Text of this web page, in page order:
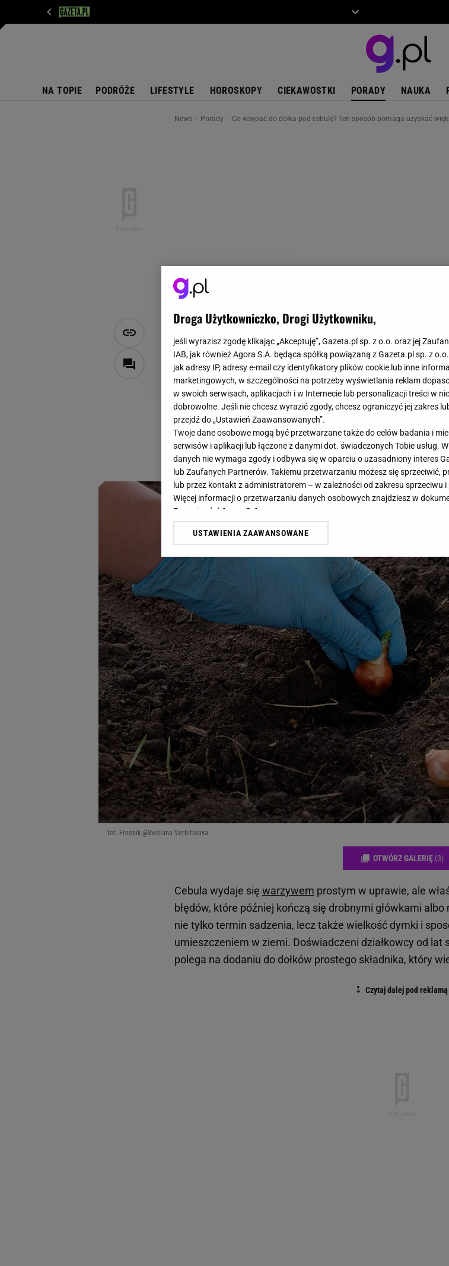
NA TOPIE PODRÓŻE LIFESTYLE HOROSKOPY CIEKAWOSTKI PORADY NAUKA
News Porady Co wsypać do dołka pod cebulę? Ten sposób pomaga uzyskać
Nie sadź cebuli bez tego dodatku.
będą większe. To patent ogrodników
Dawid Sakowicz
9 maja 2026, 10:22
Dobrze dobrana dymka i odpowiednie przygotowanie
plon. Wiele osób skupia się wyłącznie na podlewaniu, a
samo sadzenie cebuli.
fot. Freepik @Svetlana Verbitskaya
OTWÓRZ GALERIĘ (3)
Cebula wydaje się warzywem prostym w uprawie, ale
błędów, które później kończą się drobnymi główkami
nie tylko termin sadzenia, lecz także wielkość dymki i
umieszczeniem w ziemi. Doświadczeni działkowcy od
polega na dodaniu do dołków prostego składnika, który
Droga Użytkowniczko, Drogi Użytkowniku,
jeśli wyrazisz zgodę klikając „Akceptuję”, Gazeta.pl sp. z o.o. oraz jej
IAB, jak również Agora S.A. będąca spółką powiązaną z Gazeta.pl sp. z
jak adresy IP, adresy e-mail czy identyfikatory plików cookie lub inne
marketingowych, w szczególności na potrzeby wyświetlania reklam
w swoich serwisach, aplikacjach i w Internecie lub personalizacji treści w
dobrowolne. Jeśli nie chcesz wyrazić zgody, chcesz ograniczyć jej zakres
przejdź do „Ustawień Zaawansowanych”.
Twoje dane osobowe mogą być przetwarzane także do celów badania i
serwisów i aplikacji lub łączone z danymi dot. świadczonych Tobie usług.
danych nie wymaga zgody i odbywa się w oparciu o uzasadniony interes
lub Zaufanych Partnerów. Takiemu przetwarzaniu możesz się sprzeciwić,
lub przez kontakt z administratorem – w zależności od zakresu sprzeciwu
Więcej informacji o przetwarzaniu danych osobowych znajdziesz w
Prywatności Agora S.A.
Klikając „Akceptuję” wyrażasz też zgodę na zainstalowanie i
dotyczące plików cookie, wywołując narzędzie do zarządzania twoimi
odnośnik „Ustawienia prywatności ” w stopce serwisu i przechodząc do
plików cookie możliwa jest także za pomocą ustawień przeglądarki.
My, nasi Zaufani Partnerzy i Agora S.A. możemy przetwarzać dane
Użycie dokładnych danych geolokalizacyjnych. Aktywne skanowanie
Przechowywanie informacji na urządzeniu lub dostęp do nich.
badnie odbiorców i ulepszanie usług.
Lista Zaufanych Partnerów
USTAWIENIA ZAAWANSOWANE